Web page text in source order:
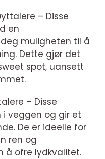
– Disse
en
muligheten til å
Dette gjør det
spot, uansett
– Disse
veggen og gir et
De er ideelle for
ren og
å ofre lydkvalitet.